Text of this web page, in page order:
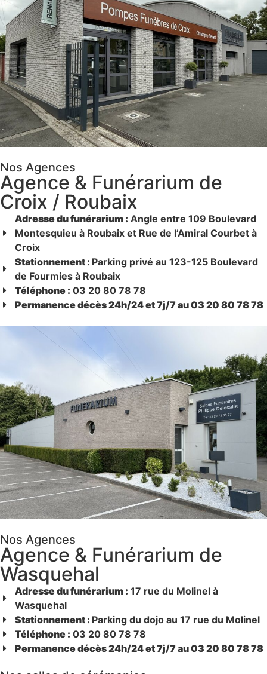
Nos Agences
Agence & Funérarium de
Croix / Roubaix
Adresse du funérarium : Angle entre 109 Boulevard
Montesquieu à Roubaix et Rue de l’Amiral Courbet à
Croix
Stationnement : Parking privé au 123-125 Boulevard
de Fourmies à Roubaix
Téléphone : 03 20 80 78 78
Permanence décès 24h/24 et 7j/7 au 03 20 80 78 78
Nos Agences
Agence & Funérarium de
Wasquehal
Adresse du funérarium : 17 rue du Molinel à
Wasquehal
Stationnement : Parking du dojo au 17 rue du Molinel
Téléphone : 03 20 80 78 78
Permanence décès 24h/24 et 7j/7 au 03 20 80 78 78